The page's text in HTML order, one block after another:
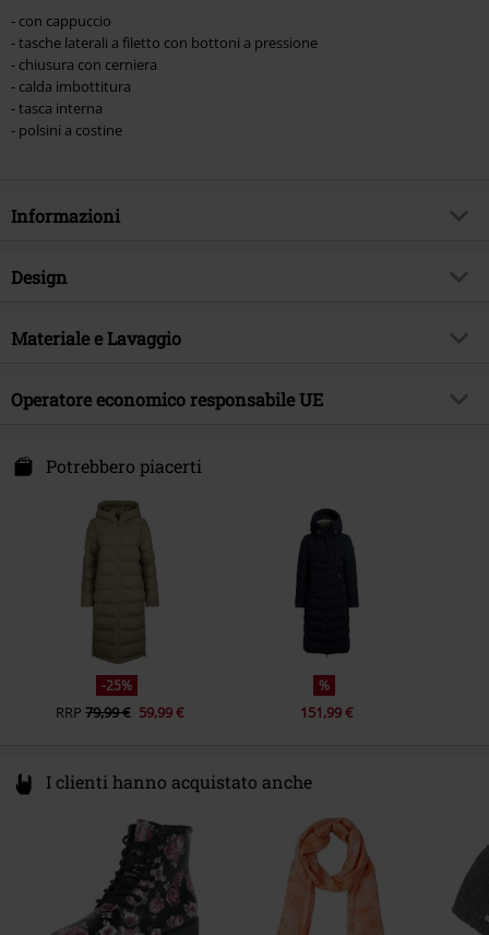
- con cappuccio
- tasche laterali a filetto con bottoni a pressione
- chiusura con cerniera
- calda imbottitura
- tasca interna
- polsini a costine
Informazioni
Codice articolo
Brand
Streetwear
Sesso
Design
Tipologia prodotto
Tipo di chiusura
Cerniera
Materiale e Lavaggio
Materiale esterno 100% poliestere
Operatore economico responsabile UE
Essener Straße 4
info@tam-fashion.com
Potrebbero piacerti
-25%
RRP 79,99 € 59,99 €
%
151,99 €
I clienti hanno acquistato anche